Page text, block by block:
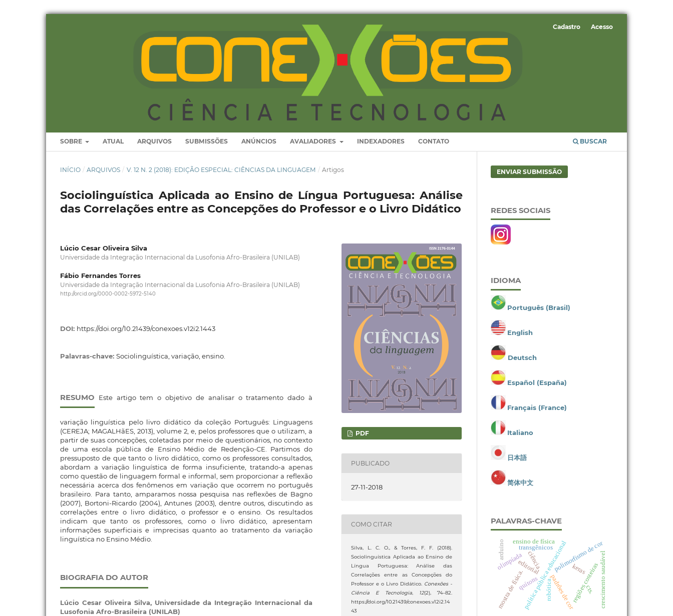
SOBRE ATUAL ARQUIVOS SUBMISSÕES ANÚNCIOS AVALIADORES INDEXADORES CONTATO BUSCAR
Cadastro Acesso
INÍCIO / ARQUIVOS / V. 12 N. 2 (2018): EDIÇÃO ESPECIAL: CIÊNCIAS DA LINGUAGEM / Artigos
Sociolinguística Aplicada ao Ensino de Língua Portuguesa: Análise
das Correlações entre as Concepções do Professor e o Livro Didático
Lúcio Cesar Oliveira Silva
Universidade da Integração Internacional da Lusofonia Afro-Brasileira (UNILAB)
Fábio Fernandes Torres
Universidade da Integração Internacional da Lusofonia Afro-Brasileira (UNILAB)
http://orcid.org/0000-0002-5972-5140
DOI: https://doi.org/10.21439/conexoes.v12i2.1443
Palavras-chave: Sociolinguística, variação, ensino.
RESUMO Este artigo tem o objetivo de analisar o tratamento dado à
variação linguística pelo livro didático da coleção Português: Linguagens
(CEREJA; MAGALHãES, 2013), volume 2, e, pelos professores que o utilizam, a
partir de suas concepções, coletadas por meio de questionários, no contexto
de uma escola pública de Ensino Médio de Redenção-CE. Partimos do
pressuposto de que tanto o livro didático, como os professores consultados,
abordam a variação linguística de forma insuficiente, tratando-a apenas
como questão de linguagem formal e informal, sem proporcionar a reflexão
necessária acerca dos fenômenos em variação que ocorrem no português
brasileiro. Para tanto, amparamos nossa pesquisa nas reflexões de Bagno
(2007), Bortoni-Ricardo (2004), Antunes (2003), dentre outros, discutindo as
correlações entre o livro didático, o professor e o ensino. Os resultados
indicam que tanto os professores, como o livro didático, apresentam
informações superficiais e imprecisas quanto ao tratamento da variação
linguística no Ensino Médio.
BIOGRAFIA DO AUTOR
Lúcio Cesar Oliveira Silva, Universidade da Integração Internacional da
Lusofonia Afro-Brasileira (UNILAB)
PDF
PUBLICADO
27-11-2018
COMO CITAR
Silva, L. C. O., & Torres, F. F. (2018).
Sociolinguística Aplicada ao Ensino de
Língua Portuguesa: Análise das
Correlações entre as Concepções do
Professor e o Livro Didático. Conexões -
Ciência E Tecnologia, 12(2), 74–82.
https://doi.org/10.21439/conexoes.v12i2.14
43
ENVIAR SUBMISSÃO
REDES SOCIAIS
IDIOMA
Português (Brasil)
English
Deutsch
Español (España)
Français (France)
Italiano
日本語
简体中文
PALAVRAS-CHAVE
editorial
olimpíadapolítica pública educacional
padrões de cor
polimorfismo de cor
quítons regiões costeiras
robótica
keras crescimento saudável
mostra de física.
transgênicos
cts.
ensino de física
ciência
arduino